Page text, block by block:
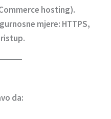
hosting).
mjere: HTTPS,
da: